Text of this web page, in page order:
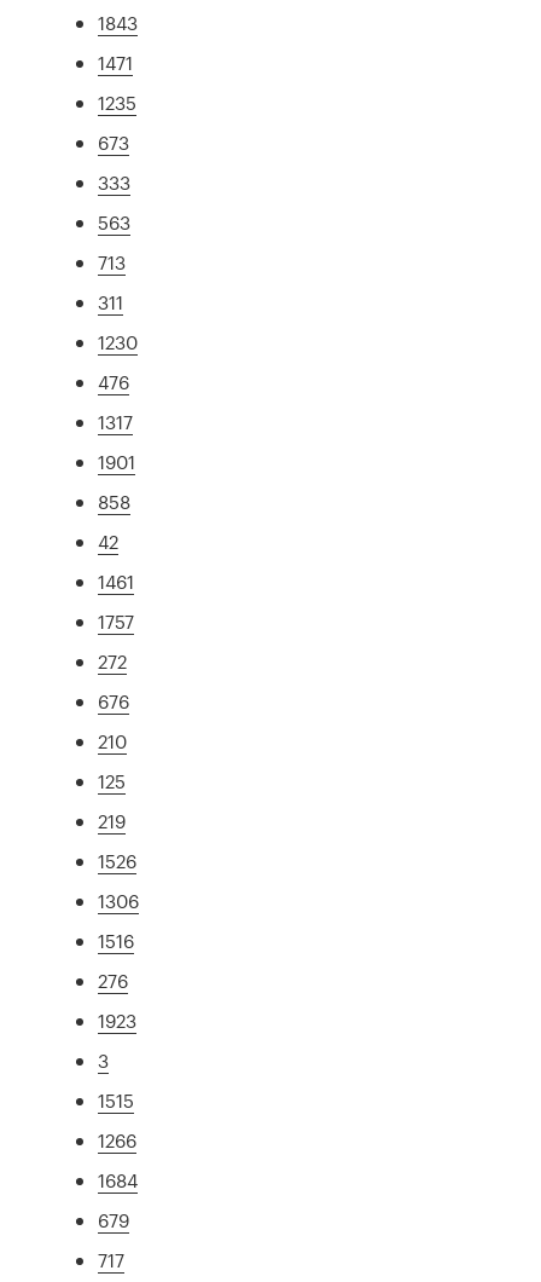
1843
1471
1235
673
333
563
713
311
1230
476
1317
1901
858
42
1461
1757
272
676
210
125
219
1526
1306
1516
276
1923
3
1515
1266
1684
679
717